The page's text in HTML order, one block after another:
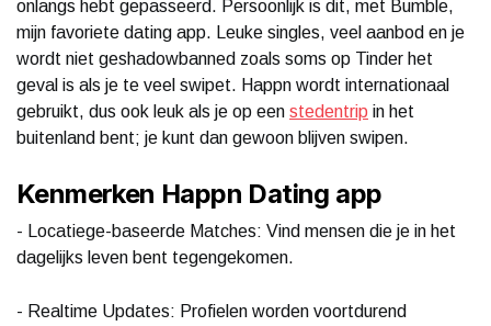
onlangs hebt gepasseerd. Persoonlijk is dit, met Bumble,
mijn favoriete dating app. Leuke singles, veel aanbod en je
wordt niet geshadowbanned zoals soms op Tinder het
geval is als je te veel swipet. Happn wordt internationaal
gebruikt, dus ook leuk als je op een stedentrip in het
buitenland bent; je kunt dan gewoon blijven swipen.
Kenmerken Happn Dating app
- Locatiege-baseerde Matches: Vind mensen die je in het
dagelijks leven bent tegengekomen.
- Realtime Updates: Profielen worden voortdurend